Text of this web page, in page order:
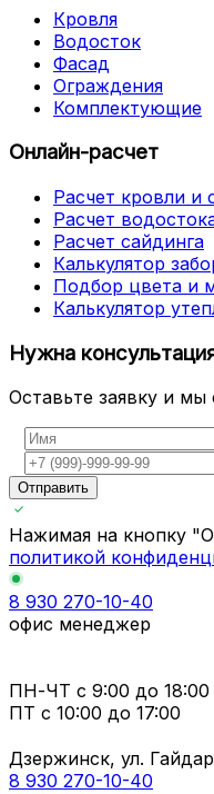
Кровля
Водосток
Фасад
Ограждения
Комплектующие
Онлайн-расчет
Расчет кровли и
Расчет
Расчет сайдинга
Калькулятор
Подбор цвета и
Калькулятор
Нужна
Оставьте заявку и
Отправить
Нажимая на кнопку
политикой
8 930 270-10-40
офис менеджер
ПН-ЧТ с 9:00 до 18:00
ПТ с 10:00 до 17:00
Дзержинск, ул.
8 930 270-10-40